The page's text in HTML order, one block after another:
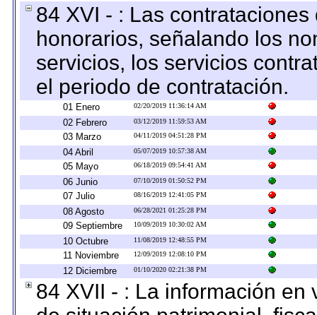
84 XVI - : Las
honorarios, señalando los
servicios, los servicios
el periodo de contratación.
01 Enero 02/20/2019 11:36:14 AM
02 Febrero 03/12/2019 11:59:53 AM
03 Marzo 04/11/2019 04:51:28 PM
04 Abril 05/07/2019 10:57:38 AM
05 Mayo 06/18/2019 09:54:41 AM
06 Junio 07/10/2019 01:50:52 PM
07 Julio 08/16/2019 12:41:05 PM
08 Agosto 06/28/2021 01:25:28 PM
09 Septiembre 10/09/2019 10:30:02 AM
10 Octubre 11/08/2019 12:48:55 PM
11 Noviembre 12/09/2019 12:08:10 PM
12 Diciembre 01/10/2020 02:21:38 PM
84 XVII - : La información